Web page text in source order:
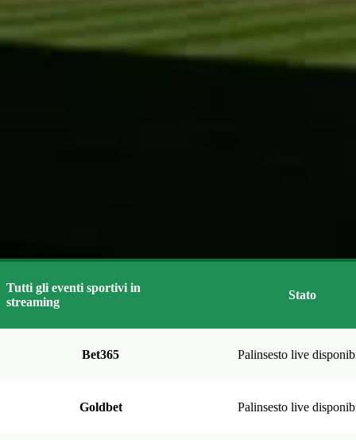
Tutti gli eventi sportivi in
streaming
Stato
Bet365 Palinsesto live
Goldbet Palinsesto live